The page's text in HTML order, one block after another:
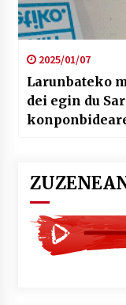
2025/01/07
Larunbateko
dei egin du